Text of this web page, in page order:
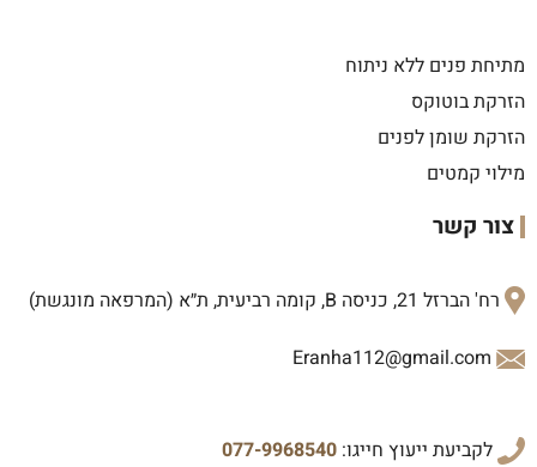
מתיחת פנים ללא ניתוח
הזרקת בוטוקס
הזרקת שומן לפנים
מילוי קמטים
צור קשר
רח' הברזל 21, כניסה B, קומה רביעית, ת״א (המרפאה מונגשת)
Eranha112@gmail.com
לקביעת ייעוץ חייגו: 077-9968540